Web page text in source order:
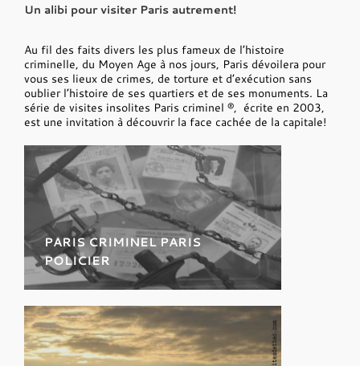
Un alibi pour visiter Paris autrement!
Au fil des faits divers les plus fameux de l’histoire
criminelle, du Moyen Age à nos jours, Paris dévoilera pour
vous ses lieux de crimes, de torture et d’exécution sans
oublier l’histoire de ses quartiers et de ses monuments. La
série de visites insolites Paris criminel ®, écrite en 2003,
est une invitation à découvrir la face cachée de la capitale!
PARIS CRIMINEL PARIS
POLICIER
Explorez les secrets de l’Ile de la
Cité là où tout a commencé.